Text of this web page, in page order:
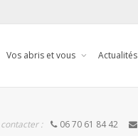
Vos abris et vous Actualités
: 06 70 61 84 42